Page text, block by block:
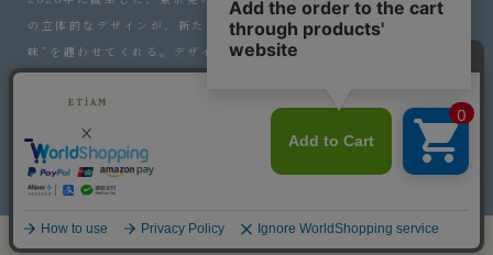
新規会員登録時に500ポイントをプレゼント！
の立体的なデザインが、新たなラグジュアリーという選ぶことへの“意
味”を纏わせてくれる。デザイナーの感性と職人の手仕事を融合させ、
永遠に愛せるファッションアイテムの輝きを。
Copyright © ETiAM All rights reserved.